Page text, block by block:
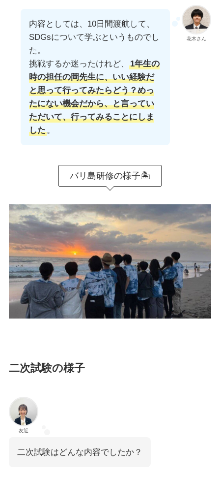
花木さん
内容としては、10日間渡航して、
SDGsについて学ぶというものでし
た。
挑戦するか迷ったけれど、
1年生の
時の担任の岡先生に、いい経験だ
と思って行ってみたらどう？めっ
たにない機会だから、と言ってい
ただいて、行ってみることにしま
した。
バリ島研修の様子🏝
二次試験の様子
友近
二次試験はどんな内容でしたか？